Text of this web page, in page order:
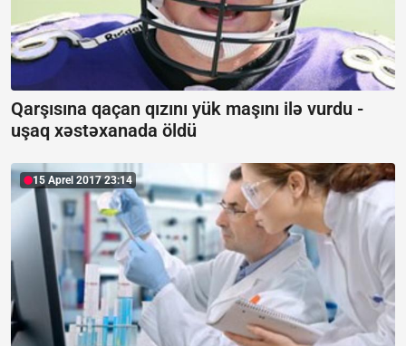
Qarşısına qaçan qızını yük maşını ilə vurdu -
uşaq xəstəxanada öldü
15 Aprel 2017 23:14